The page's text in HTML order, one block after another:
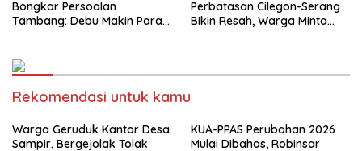
Bongkar Persoalan
Tambang: Debu Makin Parah,
Perbatasan Cilegon-Serang
Bikin Resah, Warga Minta
Rekomendasi untuk kamu
Warga Geruduk Kantor Desa
Sampir, Bergejolak Tolak
KUA-PPAS Perubahan 2026
Mulai Dibahas, Robinsar